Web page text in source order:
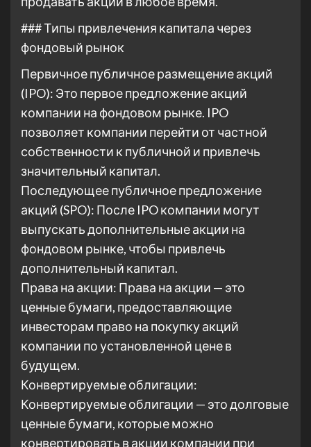
### Типы привлечения капитала через
фондовый рынок
Первичное публичное размещение акций
(IPO): Это первое предложение акций
компании на фондовом рынке. IPO
позволяет компании перейти от частной
собственности к публичной и привлечь
значительный капитал.
Последующее публичное предложение
акций (SPO): После IPO компании могут
выпускать дополнительные акции на
фондовом рынке, чтобы привлечь
дополнительный капитал.
Права на акции: Права на акции — это
ценные бумаги, предоставляющие
инвесторам право на покупку акций
компании по установленной цене в
будущем.
Конвертируемые облигации:
Конвертируемые облигации — это долговые
ценные бумаги, которые можно
конвертировать в акции компании при